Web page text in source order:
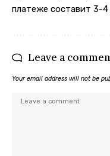
платеже составит 3-4
Leave a
Your email address will not be